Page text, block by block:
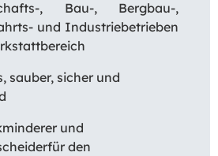
, Bau-, Bergbau-,
und Industriebetrieben
sauber, sicher und
und
den